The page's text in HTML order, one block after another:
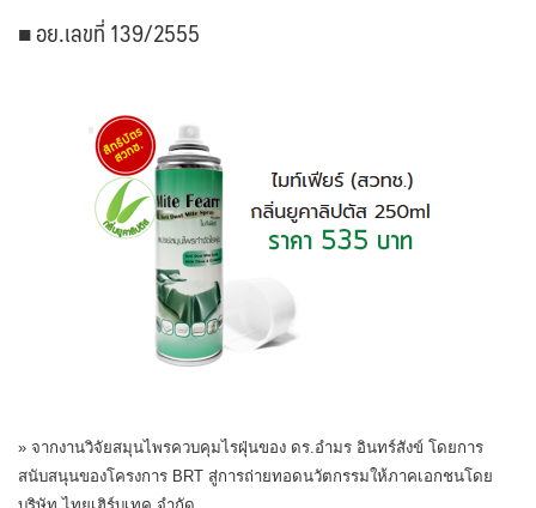
■ อย.เลขที่ 139/2555
» จากงานวิจัยสมุนไพรควบคุมไรฝุ่นของ ดร.อำมร อินทร์สังข์ โดยการ
สนับสนุนของโครงการ BRT สู่การถ่ายทอดนวัตกรรมให้ภาคเอกชนโดย